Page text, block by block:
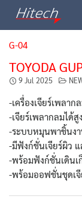
G-04
TOYODA
9 Jul 2025
-เครื่องเจียร์เพลา
-เจียร์เพลากลมได้
-ระบบหมุนพาชิ้นงา
-มีฟังก์ชั่นเจียร์ผิว แ
-พร้อมฟังก์ชั่นเดินเ
-พร้อมออฟชั่นชุดเจี